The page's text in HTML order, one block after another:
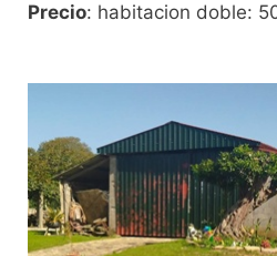
Precio: habitacion doble: